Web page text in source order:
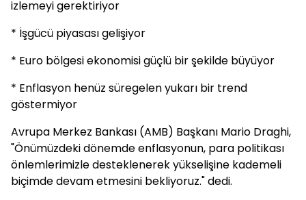
izlemeyi gerektiriyor
* İşgücü piyasası gelişiyor
* Euro bölgesi ekonomisi güçlü bir şekilde büyüyor
* Enflasyon henüz süregelen yukarı bir trend
göstermiyor
Avrupa Merkez Bankası (AMB) Başkanı Mario Draghi,
"Önümüzdeki dönemde enflasyonun, para politikası
önlemlerimizle desteklenerek yükselişine kademeli
biçimde devam etmesini bekliyoruz." dedi.